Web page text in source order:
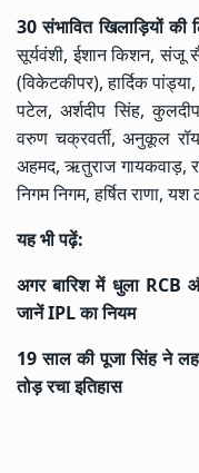
30 संभावित खिलाड़ियों की
सूर्यवंशी, ईशान किशन,
(विकेटकीपर), हार्दिक
पटेल, अर्शदीप सिंह,
वरुण चक्रवर्ती, अनुकूल
अहमद, ऋतुराज गायकवाड़,
निगम निगम, हर्षित राणा,
यह भी पढ़ें:
अगर बारिश में धुला RCB
जानें IPL का नियम
19 साल की पूजा सिंह ने
तोड़ रचा इतिहास